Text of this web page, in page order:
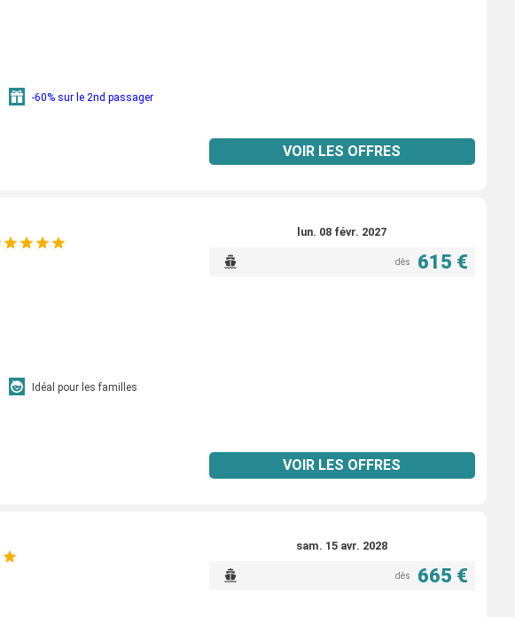
-60% sur le 2nd passager
VOIR LES OFFRES
Idéal pour les familles
lun. 08 févr. 2027
dès 615 €
VOIR LES OFFRES
sam. 15 avr. 2028
dès 665 €